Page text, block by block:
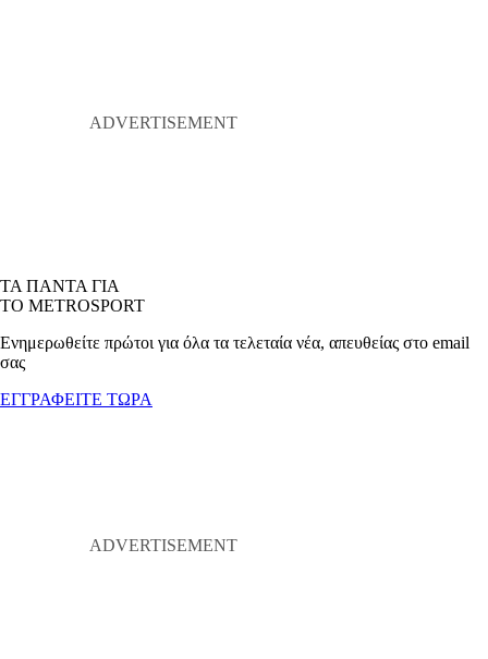
ΤΑ ΠΑΝΤΑ ΓΙΑ
ΤΟ METROSPORT
Ενημερωθείτε πρώτοι για όλα τα τελεταία νέα, απευθείας στο email
σας
ΕΓΓΡΑΦΕΙΤΕ ΤΩΡΑ